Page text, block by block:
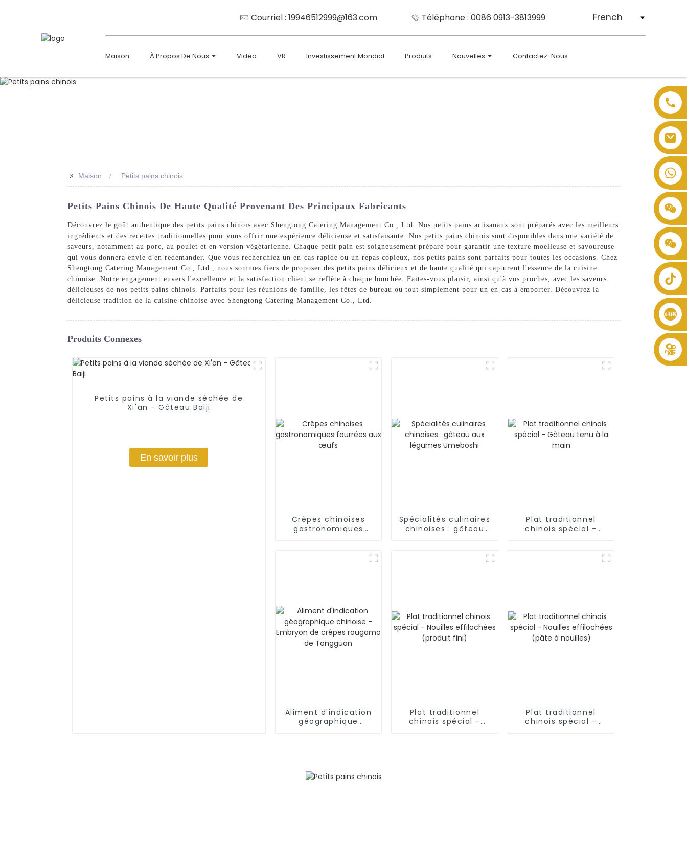
Courriel : 19946512999@163.com Téléphone : 0086 0913-3813999 French
Maison À Propos De Nous Vidéo VR Investissement Mondial Produits Nouvelles Contactez-Nous
+86 8619946512999
>> Maison Petits pains chinois
Petits Pains Chinois De Haute Qualité Provenant Des Principaux Fabricants
Découvrez le goût authentique des petits pains chinois avec Shengtong Catering Management Co., Ltd. Nos petits pains artisanaux sont préparés avec les meilleurs
ingrédients et des recettes traditionnelles pour vous offrir une expérience délicieuse et satisfaisante. Nos petits pains chinois sont disponibles dans une variété de
saveurs, notamment au porc, au poulet et en version végétarienne. Chaque petit pain est soigneusement préparé pour garantir une texture moelleuse et savoureuse
qui vous donnera envie d'en redemander. Que vous recherchiez un en-cas rapide ou un repas copieux, nos petits pains sont parfaits pour toutes les occasions. Chez
Shengtong Catering Management Co., Ltd., nous sommes fiers de proposer des petits pains délicieux et de haute qualité qui capturent l'essence de la cuisine
chinoise. Notre engagement envers l'excellence et la satisfaction client se reflète à chaque bouchée. Faites-vous plaisir, ainsi qu'à vos proches, avec les saveurs
délicieuses de nos petits pains chinois. Parfaits pour les réunions de famille, les fêtes de bureau ou tout simplement pour un en-cas à emporter. Découvrez la
délicieuse tradition de la cuisine chinoise avec Shengtong Catering Management Co., Ltd.
Produits Connexes
Petits pains à la viande séchée de
Xi'an - Gâteau Baiji
En savoir plus
Crêpes chinoises
gastronomiques
Spécialités culinaires
chinoises : gâteau
Plat traditionnel
chinois spécial -
Aliment d'indication
géographique
Plat traditionnel
chinois spécial -
Plat traditionnel
chinois spécial -